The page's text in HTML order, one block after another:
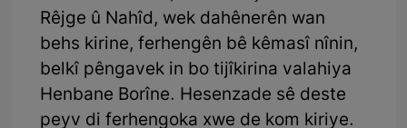
Rêjge û Nahîd, wek dahênerên wan
behs kirine, ferhengên bê kêmasî nînin,
belkî pêngavek in bo tijîkirina valahiya
Henbane Borîne. Hesenzade sê deste
peyv di ferhengoka xwe de kom kiriye.